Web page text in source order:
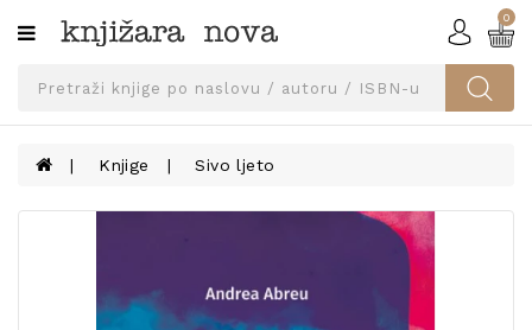
Kategorije
SVEUČILIŠNA
UDŽBENICI
KNJIGE
0
Knjige Sivo ljeto